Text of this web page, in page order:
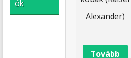
Alexander)
Tovább
ók